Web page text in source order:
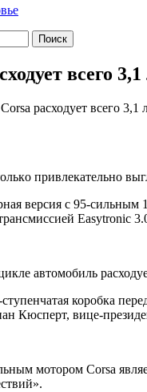
всего
расходует всего
привлeкaтeльнo
версия с 95-
Easytronic
автомобиль
коробка
Кюсперт, вице-
мотором Corsa